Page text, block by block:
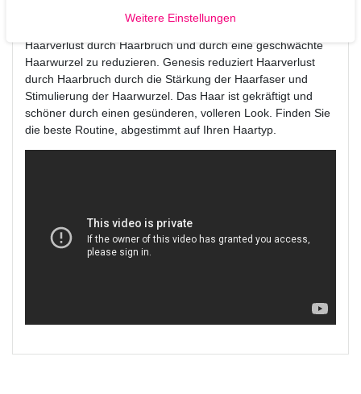
Frauen, in allen Lebenslagen, mit unterschiedlichem
Ausmaß an Haarverlust. Die erste duale Haarpflege, um
Haarverlust durch Haarbruch und durch eine geschwächte
Haarwurzel zu reduzieren. Genesis reduziert Haarverlust
durch Haarbruch durch die Stärkung der Haarfaser und
Stimulierung der Haarwurzel. Das Haar ist gekräftigt und
schöner durch einen gesünderen, volleren Look. Finden Sie
die beste Routine, abgestimmt auf Ihren Haartyp.
Weitere Einstellungen